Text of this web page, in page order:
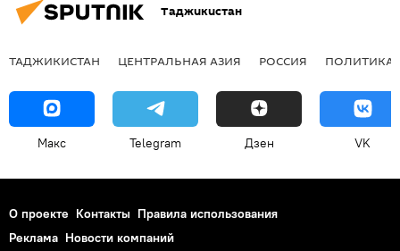
Таджикистан
ТАДЖИКИСТАН ЦЕНТРАЛЬНАЯ АЗИЯ РОССИЯ ПОЛИТИКА
Макс Telegram Дзен VK
О проекте Контакты Правила использования
Реклама Новости компаний